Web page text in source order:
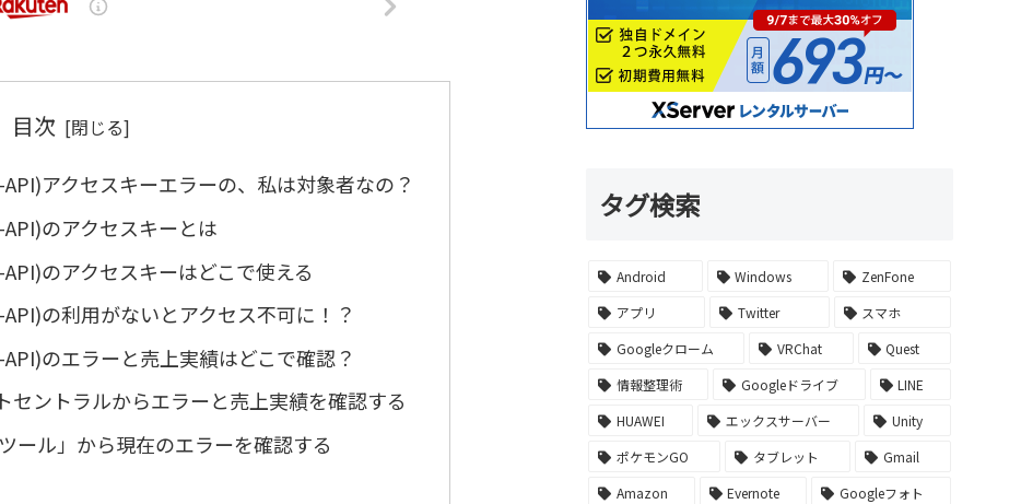
目次
アクセスキーエラーの、私は対象者なの？
のアクセスキーとは
のアクセスキーはどこで使える
の利用がないとアクセス不可に！？
のエラーと売上実績はどこで確認？
セントラルからエラーと売上実績を確認する
ール」から現在のエラーを確認する
タグ検索
Android Windows
ZenFone
アプリ
Twitter
スマホ
Googleクローム
VRChat
Quest
情報整理術
Googleドライブ
LINE
HUAWEI
エックスサーバー
Unity
ポケモンGO
タブレット
Gmail
Amazon
Evernote
Googleフォト